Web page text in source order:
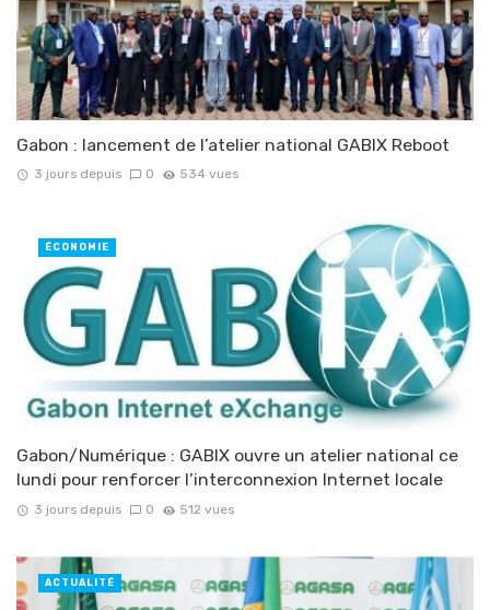
Gabon : lancement de l’atelier national GABIX Reboot
3 jours depuis 0 534 vues
Gabon/Numérique : GABIX ouvre un atelier national ce
lundi pour renforcer l’interconnexion Internet locale
3 jours depuis 0 512 vues
ÉCONOMIE
ACTUALITÉ